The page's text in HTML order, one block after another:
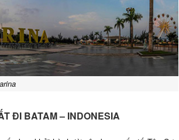
ĐI BATAM – INDONESIA